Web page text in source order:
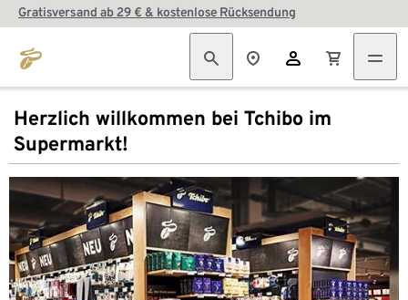
Gratisversand ab 29 € & kostenlose Rücksendung
Herzlich willkommen bei Tchibo im
Supermarkt!